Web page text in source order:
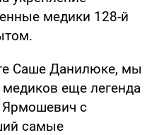
медики 128-й
Саше Данилюке, мы
еще легенда
Ярмошевич с
самые